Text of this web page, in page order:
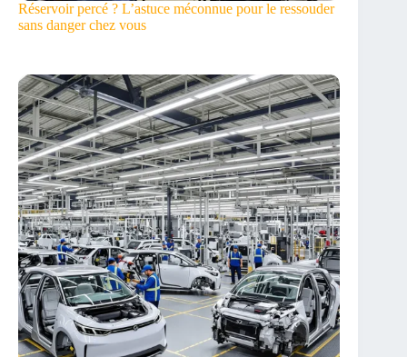
Réservoir percé ? L’astuce méconnue pour le ressouder
sans danger chez vous